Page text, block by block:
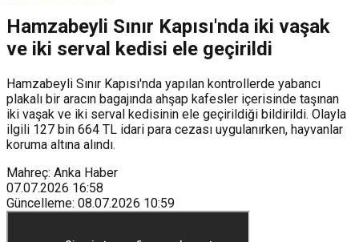
Hamzabeyli Sınır Kapısı'nda iki vaşak
ve iki serval kedisi ele geçirildi
Hamzabeyli Sınır Kapısı'nda yapılan kontrollerde yabancı
plakalı bir aracın bagajında ahşap kafesler içerisinde taşınan
iki vaşak ve iki serval kedisinin ele geçirildiği bildirildi. Olayla
ilgili 127 bin 664 TL idari para cezası uygulanırken, hayvanlar
koruma altına alındı.
Mahreç: Anka Haber
07.07.2026 16:58
Güncelleme: 08.07.2026 10:59